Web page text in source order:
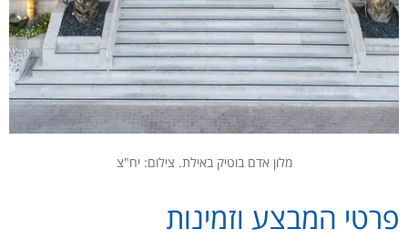
מלון אדם בוטיק באילת. צילום: יח"צ
פרטי המבצע וזמינות